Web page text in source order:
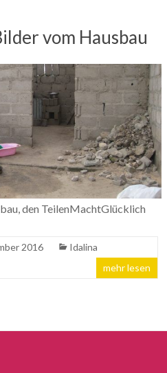
vom Hausbau
den TeilenMachtGlücklich
2016
Idalina
mehr lesen